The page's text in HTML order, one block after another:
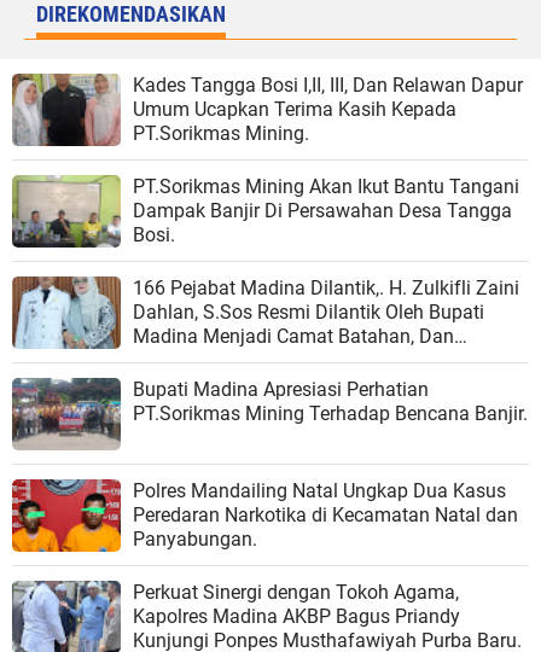
DIREKOMENDASIKAN
Kades Tangga Bosi I,II, III, Dan Relawan Dapur
Umum Ucapkan Terima Kasih Kepada
PT.Sorikmas Mining.
PT.Sorikmas Mining Akan Ikut Bantu Tangani
Dampak Banjir Di Persawahan Desa Tangga
Bosi.
166 Pejabat Madina Dilantik,. H. Zulkifli Zaini
Dahlan, S.Sos Resmi Dilantik Oleh Bupati
Madina Menjadi Camat Batahan, Dan
Harapan Baru Bagi Kemajuan Kecamatan
Batahan.
Bupati Madina Apresiasi Perhatian
PT.Sorikmas Mining Terhadap Bencana Banjir.
Polres Mandailing Natal Ungkap Dua Kasus
Peredaran Narkotika di Kecamatan Natal dan
Panyabungan.
Perkuat Sinergi dengan Tokoh Agama,
Kapolres Madina AKBP Bagus Priandy
Kunjungi Ponpes Musthafawiyah Purba Baru.